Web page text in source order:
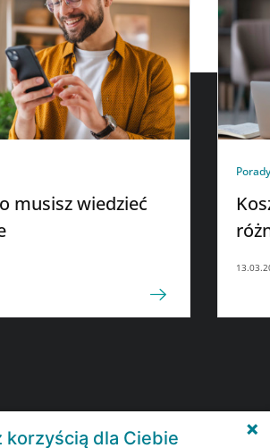
musisz wiedzieć
korzyścią dla Ciebie